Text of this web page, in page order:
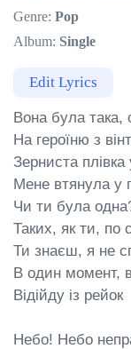
Genre: Pop
Album: Single
Edit Lyrics
Вона була така,
На героїню з
Зерниста плівка
Мене втянула у
Чи ти була
Таких, як ти, по
Ти знаєш, я не
В один момент,
Відійду із рейок
Небо! Небо